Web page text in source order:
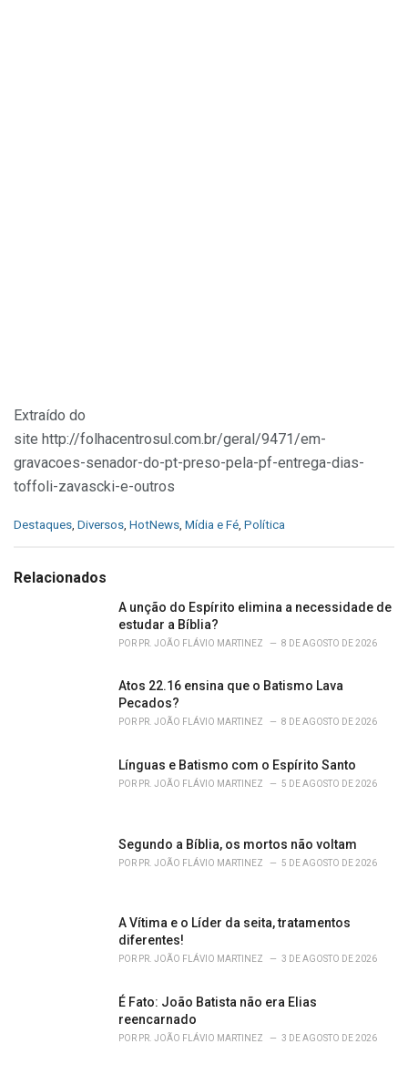
Extraído do
site http://folhacentrosul.com.br/geral/9471/em-
gravacoes-senador-do-pt-preso-pela-pf-entrega-dias-
toffoli-zavascki-e-outros
C
e
Destaques, Diversos, HotNews, Mídia e Fé, Política
Relacionados
A unção do Espírito elimina a necessidade de
estudar a Bíblia?
POR PR. JOÃO FLÁVIO MARTINEZ 8 DE AGOSTO DE 2026
Atos 22.16 ensina que o Batismo Lava
Pecados?
POR PR. JOÃO FLÁVIO MARTINEZ 8 DE AGOSTO DE 2026
Línguas e Batismo com o Espírito Santo
POR PR. JOÃO FLÁVIO MARTINEZ 5 DE AGOSTO DE 2026
Segundo a Bíblia, os mortos não voltam
POR PR. JOÃO FLÁVIO MARTINEZ 5 DE AGOSTO DE 2026
A Vítima e o Líder da seita, tratamentos
diferentes!
POR PR. JOÃO FLÁVIO MARTINEZ 3 DE AGOSTO DE 2026
É Fato: João Batista não era Elias
reencarnado
POR PR. JOÃO FLÁVIO MARTINEZ 3 DE AGOSTO DE 2026